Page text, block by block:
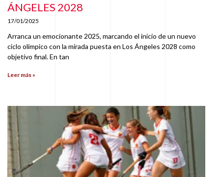
ÁNGELES 2028
17/01/2025
Arranca un emocionante 2025, marcando el inicio de un nuevo
ciclo olímpico con la mirada puesta en Los Ángeles 2028 como
objetivo final. En tan
Leer más »